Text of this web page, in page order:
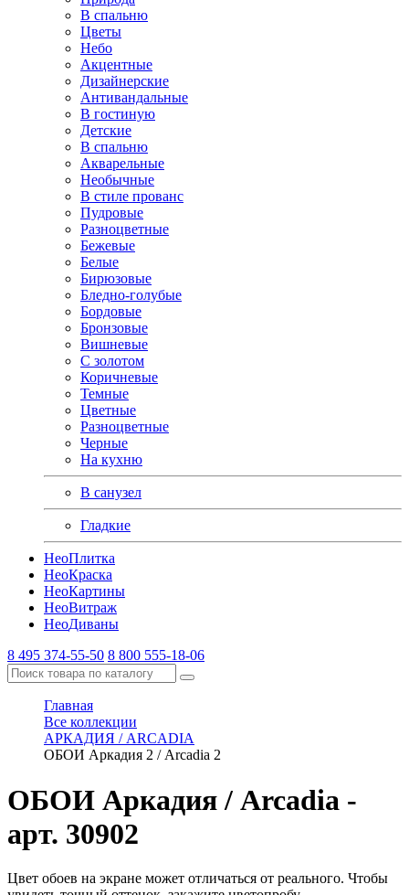
В спальню
Цветы
Небо
Акцентные
Дизайнерские
Антивандальные
В гостиную
Детские
В спальню
Акварельные
Необычные
В стиле прованс
Пудровые
Разноцветные
Бежевые
Белые
Бирюзовые
Бледно-голубые
Бордовые
Бронзовые
Вишневые
С золотом
Коричневые
Темные
Цветные
Разноцветные
Черные
На кухню
В санузел
Гладкие
НеоПлитка
НеоКраска
НеоКартины
НеоВитраж
НеоДиваны
8 495 374-55-50 8 800 555-18-06
Главная
Все коллекции
АРКАДИЯ / ARCADIA
ОБОИ Аркадия 2 / Arcadia 2
ОБОИ Аркадия / Arcadia -
арт. 30902
Цвет обоев на экране может отличаться от реального. Чтобы